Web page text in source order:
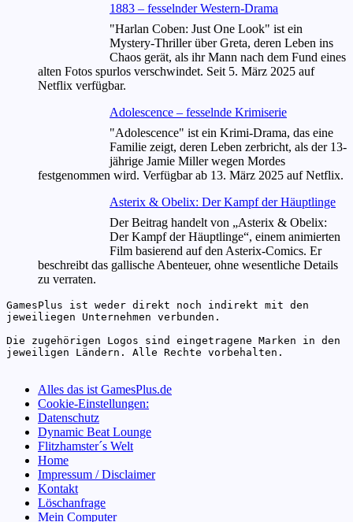
1883 – fesselnder Western-Drama
"Harlan Coben: Just One Look" ist ein
Mystery-Thriller über Greta, deren Leben ins
Chaos gerät, als ihr Mann nach dem Fund eines
alten Fotos spurlos verschwindet. Seit 5. März 2025 auf
Netflix verfügbar.
Adolescence – fesselnde Krimiserie
"Adolescence" ist ein Krimi-Drama, das eine
Familie zeigt, deren Leben zerbricht, als der 13-
jährige Jamie Miller wegen Mordes
festgenommen wird. Verfügbar ab 13. März 2025 auf Netflix.
Asterix & Obelix: Der Kampf der Häuptlinge
Der Beitrag handelt von „Asterix & Obelix:
Der Kampf der Häuptlinge“, einem animierten
Film basierend auf den Asterix-Comics. Er
beschreibt das gallische Abenteuer, ohne wesentliche Details
zu verraten.
GamesPlus ist weder direkt noch indirekt mit den
jeweiliegen Unternehmen verbunden.
Die zugehörigen Logos sind eingetragene Marken in den
jeweiligen Ländern. Alle Rechte vorbehalten.
Alles das ist GamesPlus.de
Cookie-Einstellungen:
Datenschutz
Dynamic Beat Lounge
Flitzhamster´s Welt
Home
Impressum / Disclaimer
Kontakt
Löschanfrage
Mein Computer